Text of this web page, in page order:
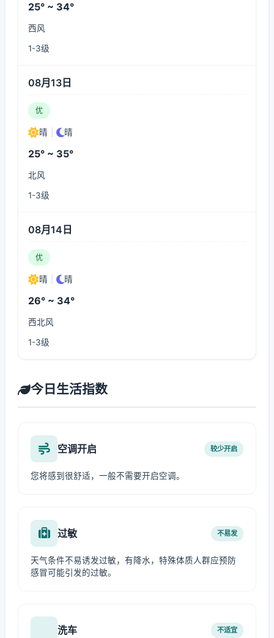
25° ~ 34°
西风
1-3级
08月13日
优
晴 晴
25° ~ 35°
北风
1-3级
08月14日
优
晴 晴
26° ~ 34°
西北风
1-3级
今日生活指数
空调开启 较少开启
您将感到很舒适，一般不需要开启空调。
过敏 不易发
天气条件不易诱发过敏，有降水，特殊体质人群应预防
感冒可能引发的过敏。
洗车 不适宜